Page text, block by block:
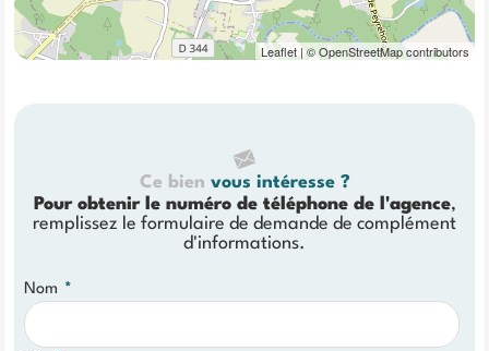
Leaflet| © OpenStreetMap contributors
Ce bien vous intéresse ?
Pour obtenir le numéro de téléphone de l'agence,
remplissez le formulaire de demande de complément
d'informations.
Nom *